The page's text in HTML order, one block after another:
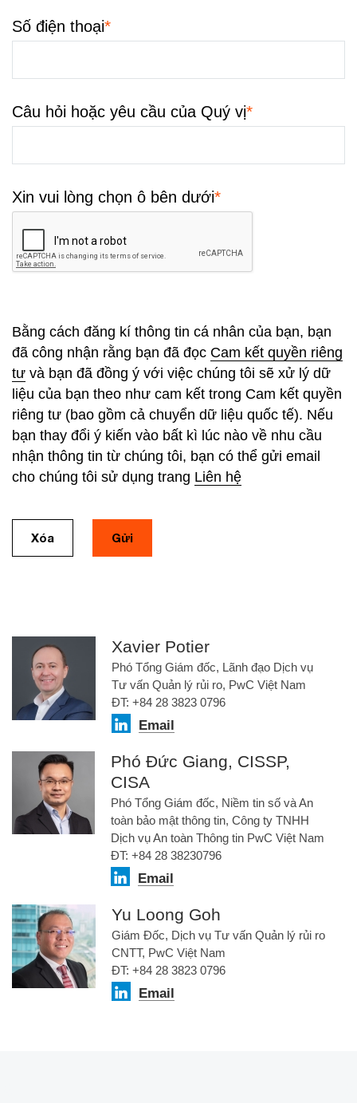
Số điện thoại*
Câu hỏi hoặc yêu cầu của Quý vị*
Xin vui lòng chọn ô bên dưới*
Bằng cách đăng kí thông tin cá nhân của bạn, bạn
đã công nhận rằng bạn đã đọc Cam kết quyền riêng
tư và bạn đã đồng ý với việc chúng tôi sẽ xử lý dữ
liệu của bạn theo như cam kết trong Cam kết quyền
riêng tư (bao gồm cả chuyển dữ liệu quốc tế). Nếu
bạn thay đổi ý kiến vào bất kì lúc nào về nhu cầu
nhận thông tin từ chúng tôi, bạn có thể gửi email
cho chúng tôi sử dụng trang Liên hệ
Xóa Gửi
Xavier Potier
Phó Tổng Giám đốc, Lãnh đạo Dịch vụ
Tư vấn Quản lý rủi ro, PwC Việt Nam
ĐT: +84 28 3823 0796
Email
Phó Đức Giang, CISSP,
CISA
Phó Tổng Giám đốc, Niềm tin số và An
toàn bảo mật thông tin, Công ty TNHH
Dịch vụ An toàn Thông tin PwC Việt Nam
ĐT: +84 28 38230796
Email
Yu Loong Goh
Giám Đốc, Dịch vụ Tư vấn Quản lý rủi ro
CNTT, PwC Việt Nam
ĐT: +84 28 3823 0796
Email